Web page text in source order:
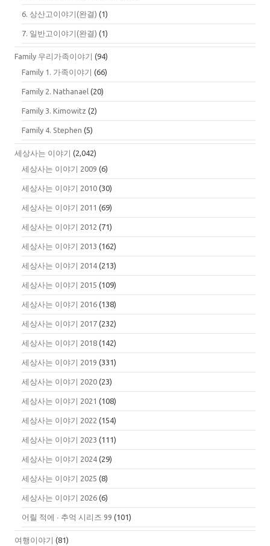
6. 상산고이야기(완결) (1)
7. 일반고이야기(완결) (1)
Family 우리가족이야기 (94)
Family 1. 가족이야기 (66)
Family 2. Nathanael (20)
Family 3. Kimowitz (2)
Family 4. Stephen (5)
세상사는 이야기 (2,042)
세상사는 이야기 2009 (6)
세상사는 이야기 2010 (30)
세상사는 이야기 2011 (69)
세상사는 이야기 2012 (71)
세상사는 이야기 2013 (162)
세상사는 이야기 2014 (213)
세상사는 이야기 2015 (109)
세상사는 이야기 2016 (138)
세상사는 이야기 2017 (232)
세상사는 이야기 2018 (142)
세상사는 이야기 2019 (331)
세상사는 이야기 2020 (23)
세상사는 이야기 2021 (108)
세상사는 이야기 2022 (154)
세상사는 이야기 2023 (111)
세상사는 이야기 2024 (29)
세상사는 이야기 2025 (8)
세상사는 이야기 2026 (6)
어릴 적에 ∙ 추억 시리즈 99 (101)
여행이야기 (81)